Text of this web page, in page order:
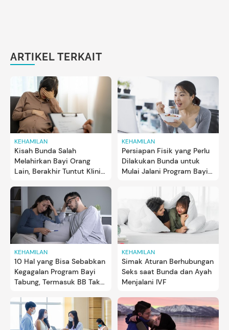
ARTIKEL TERKAIT
KEHAMILAN
Kisah Bunda Salah
Melahirkan Bayi Orang
Lain, Berakhir Tuntut Klinik
KEHAMILAN
Persiapan Fisik yang Perlu
Dilakukan Bunda untuk
Mulai Jalani Program Bayi
KEHAMILAN
10 Hal yang Bisa Sebabkan
Kegagalan Program Bayi
Tabung, Termasuk BB Tak
KEHAMILAN
Simak Aturan Berhubungan
Seks saat Bunda dan Ayah
Menjalani IVF